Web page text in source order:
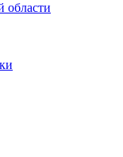
области